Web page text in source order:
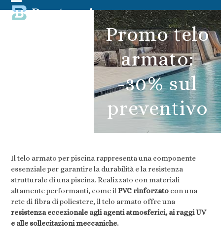
Skip
Open
Close
Promo telo
armato:
-30% sul
preventivo
Il telo armato per piscina rappresenta una componente
essenziale per garantire la durabilità e la resistenza
strutturale di una piscina. Realizzato con materiali
altamente performanti, come ilPVC rinforzato con una
rete di fibra di poliestere, il telo armato offre una
resistenza eccezionale agli agenti atmosferici, ai raggi UV
e alle sollecitazioni meccaniche.